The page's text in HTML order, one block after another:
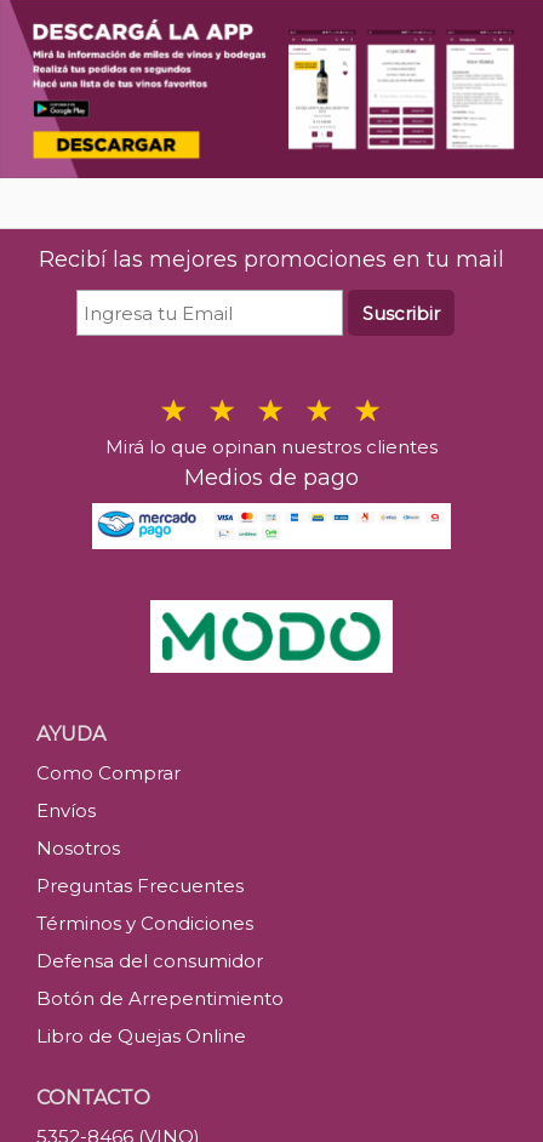
Recibí las mejores promociones en tu mail
Suscribir
Mirá lo que opinan nuestros clientes
Medios de pago
AYUDA
Como Comprar
Envíos
Nosotros
Preguntas Frecuentes
Términos y Condiciones
Defensa del consumidor
Botón de Arrepentimiento
Libro de Quejas Online
CONTACTO
5352-8466 (VINO)